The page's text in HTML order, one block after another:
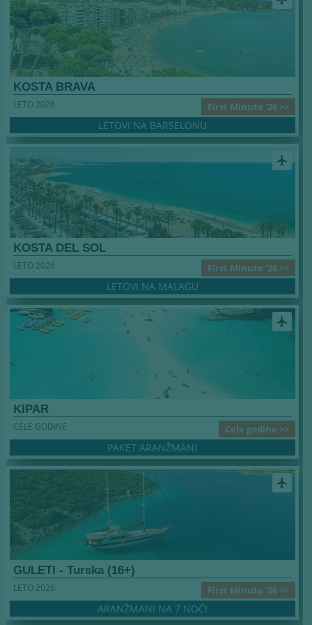
KOSTA BRAVA
First Minute '26 >>
LETO 2026
LETOVI NA BARSELONU
airplanemode_active
KOSTA DEL SOL
First Minute '26 >>
LETO 2026
LETOVI NA MALAGU
airplanemode_active
KIPAR
Cele godine >>
CELE GODINE
PAKET ARANŽMANI
airplanemode_active
GULETI - Turska (16+)
First Minute '26 >>
LETO 2026
ARANŽMANI NA 7 NOĆI